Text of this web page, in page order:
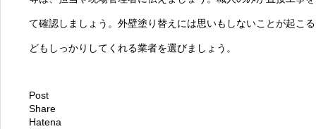
て確認しましょう。外壁塗り替えには思いもしないことが起こ
どもしっかりしてくれる業者を選びましょう。
Post
Share
Hatena